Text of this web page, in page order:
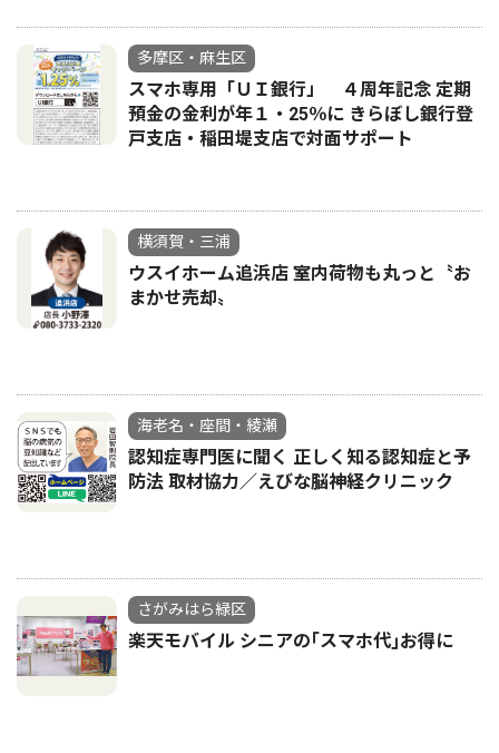
多摩区・麻生区
スマホ専用「ＵＩ銀行」 ４周年記念 定期
預金の金利が年１・25％に きらぼし銀行登
戸支店・稲田堤支店で対面サポート
横須賀・三浦
ウスイホーム追浜店 室内荷物も丸っと〝お
まかせ売却〟
海老名・座間・綾瀬
認知症専門医に聞く 正しく知る認知症と予
防法 取材協力／えびな脳神経クリニック
さがみはら緑区
楽天モバイル シニアの｢スマホ代｣お得に